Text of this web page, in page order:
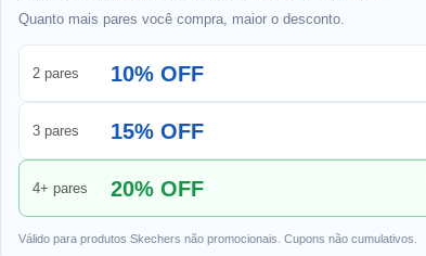
Quanto mais pares você compra, maior o desconto.
2 pares 10% OFF
3 pares 15% OFF
4+ pares 20% OFF
Válido para produtos Skechers não promocionais. Cupons não cumulativos.